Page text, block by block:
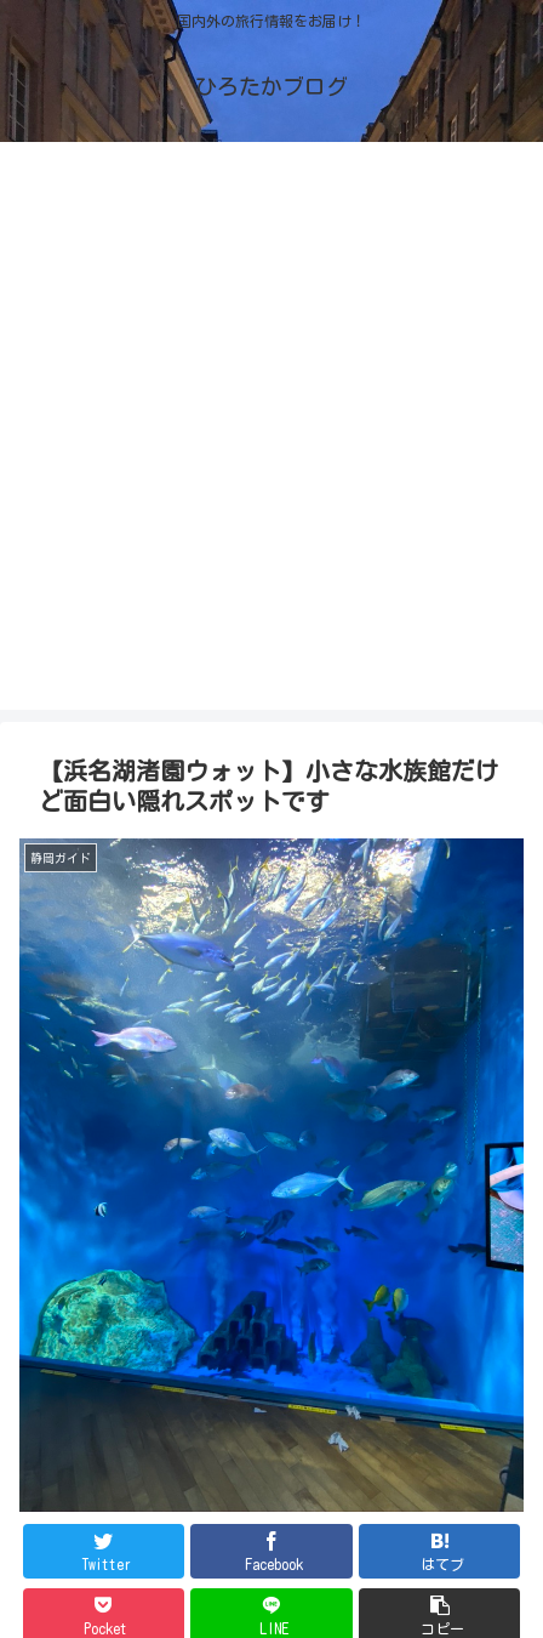
国内外の旅行情報をお届け！
ひろたかブログ
【浜名湖渚園ウォット】小さな水族館だけ
ど面白い隠れスポットです
静岡ガイド
Twitter Facebook はてブ
Pocket LINE コピー